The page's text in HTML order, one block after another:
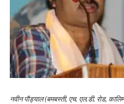
नवीन पौड्याल (बमबस्ती, एच. एल.डी. रोड,